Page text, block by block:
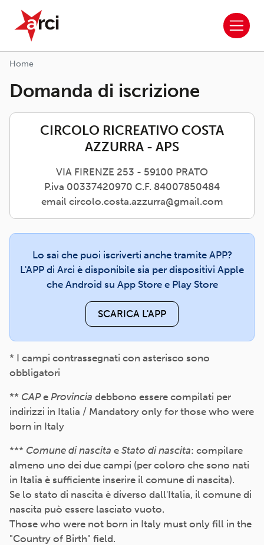
Salta al contenuto principale
ARCI APS
Home
Domanda di iscrizione
CIRCOLO RICREATIVO COSTA
AZZURRA - APS
VIA FIRENZE 253 - 59100 PRATO
P.iva 00337420970 C.F. 84007850484
email circolo.costa.azzurra@gmail.com
Lo sai che puoi iscriverti anche tramite APP?
L'APP di Arci è disponibile sia per dispositivi Apple
che Android su App Store e Play Store
SCARICA L'APP
* I campi contrassegnati con asterisco sono
obbligatori
** CAPe Provincia debbono essere compilati per
indirizzi in Italia / Mandatory only for those who were
born in Italy
*** Comune di nascita e Stato di nascita: compilare
almeno uno dei due campi (per coloro che sono nati
in Italia è sufficiente inserire il comune di nascita).
Se lo stato di nascita è diverso dall'Italia, il comune di
nascita può essere lasciato vuoto.
Those who were not born in Italy must only fill in the
"Country of Birth" field.